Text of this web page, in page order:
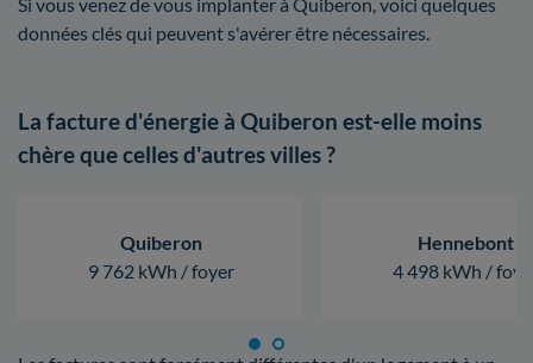
Si vous venez de vous implanter à Quiberon, voici quelques
données clés qui peuvent s'avérer être nécessaires.
La facture d'énergie à Quiberon est-elle moins
chère que celles d'autres villes ?
Quiberon
9 762 kWh / foyer
Hennebont
4 498 kWh /